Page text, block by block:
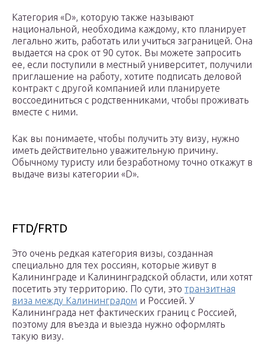
Категория «D», которую также называют
национальной, необходима каждому, кто планирует
легально жить, работать или учиться заграницей. Она
выдается на срок от 90 суток. Вы можете запросить
ее, если поступили в местный университет, получили
приглашение на работу, хотите подписать деловой
контракт с другой компанией или планируете
воссоединиться с родственниками, чтобы проживать
вместе с ними.
Как вы понимаете, чтобы получить эту визу, нужно
иметь действительно уважительную причину.
Обычному туристу или безработному точно откажут в
выдаче визы категории «D».
FТD/FRТD
Это очень редкая категория визы, созданная
специально для тех россиян, которые живут в
Калининграде и Калининградской области, или хотят
посетить эту территорию. По сути, это транзитная
виза между Калининградом и Россией. У
Калининграда нет фактических границ с Россией,
поэтому для въезда и выезда нужно оформлять
такую визу.